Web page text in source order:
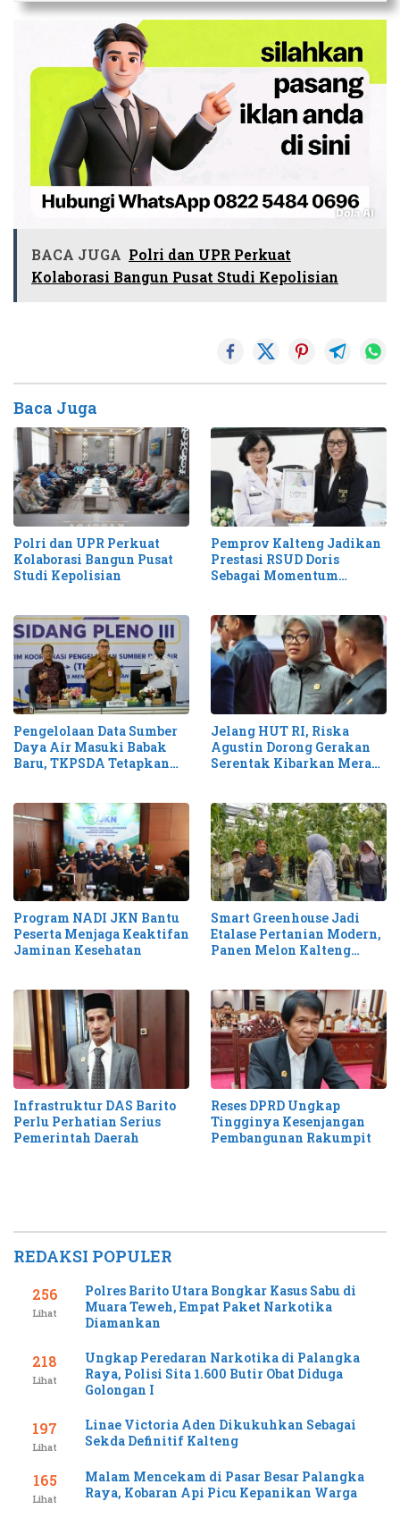
BACA JUGA Polri dan UPR Perkuat
Kolaborasi Bangun Pusat Studi Kepolisian
Baca Juga
Polri dan UPR Perkuat
Kolaborasi Bangun Pusat
Studi Kepolisian
Pemprov Kalteng Jadikan
Prestasi RSUD Doris
Sebagai Momentum
Pengelolaan Data Sumber
Daya Air Masuki Babak
Baru, TKPSDA Tetapkan
Jelang HUT RI, Riska
Agustin Dorong Gerakan
Serentak Kibarkan Merah
Program NADI JKN Bantu
Peserta Menjaga Keaktifan
Jaminan Kesehatan
Smart Greenhouse Jadi
Etalase Pertanian Modern,
Panen Melon Kalteng
Infrastruktur DAS Barito
Perlu Perhatian Serius
Pemerintah Daerah
Reses DPRD Ungkap
Tingginya Kesenjangan
Pembangunan Rakumpit
REDAKSI POPULER
256
Lihat
Polres Barito Utara Bongkar Kasus Sabu di
Muara Teweh, Empat Paket Narkotika
Diamankan
218
Lihat
Ungkap Peredaran Narkotika di Palangka
Raya, Polisi Sita 1.600 Butir Obat Diduga
Golongan I
197
Lihat
Linae Victoria Aden Dikukuhkan Sebagai
Sekda Definitif Kalteng
165
Lihat
Malam Mencekam di Pasar Besar Palangka
Raya, Kobaran Api Picu Kepanikan Warga